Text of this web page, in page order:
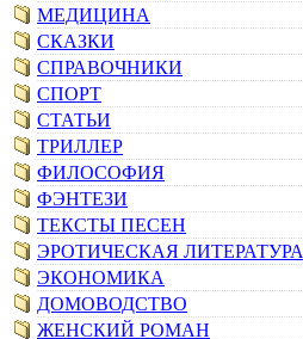
МЕДИЦИНА
СКАЗКИ
СПРАВОЧНИКИ
СПОРТ
СТАТЬИ
ТРИЛЛЕР
ФИЛОСОФИЯ
ФЭНТЕЗИ
ТЕКСТЫ ПЕСЕН
ЭРОТИЧЕСКАЯ ЛИТЕРАТУРА
ЭКОНОМИКА
ДОМОВОДСТВО
ЖЕНСКИЙ РОМАН